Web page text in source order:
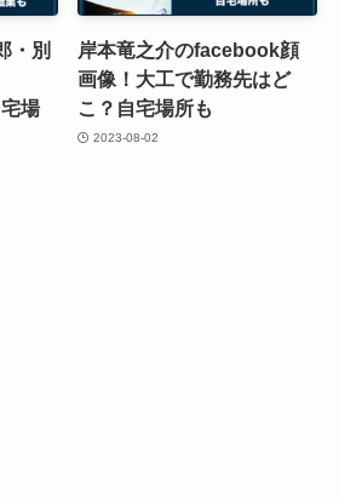
・別
場
岸本竜之介のfacebook顔
画像！大工で勤務先はど
こ？自宅場所も
2023-08-02